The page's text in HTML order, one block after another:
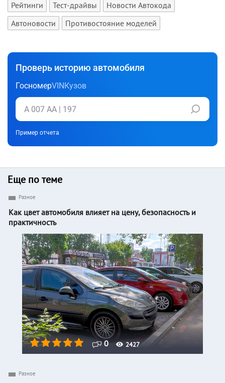
Рейтинги
Тест-драйвы
Новости Автокода
Автоновости
Противостояние моделей
Проверь историю автомобиля
ГосномерVIN Кузов
Пример отчета
Еще по теме
0 2427
Разное
Как цвет автомобиля влияет на цену, безопасность и
практичность
Разное